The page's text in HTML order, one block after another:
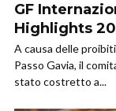
GF
Highlights
A causa delle
Passo Gavia, il
stato costretto a...